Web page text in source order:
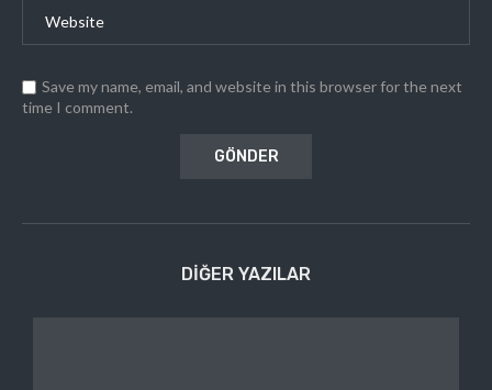
Save my name, email, and website in this browser for the next
time I comment.
DIĞER YAZILAR